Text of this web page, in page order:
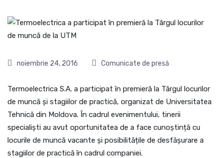
noiembrie 24, 2016 Comunicate de presă
Termoelectrica S.A. a participat în premieră la Târgul locurilor
de muncă și stagiilor de practică, organizat de Universitatea
Tehnică din Moldova. În cadrul evenimentului, tinerii
specialiști au avut oportunitatea de a face cunoștință cu
locurile de muncă vacante și posibilitățile de desfășurare a
stagiilor de practică în cadrul companiei.